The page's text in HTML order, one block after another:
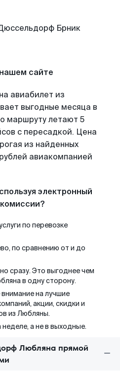
сайте
авиабилет из
выгодные месяца в
маршруту летают 5
с пересадкой. Цена
из найденных
авиакомпанией
электронный
по перевозке
по сравнению от и до
сразу. Это выгоднее чем
в одну сторону.
на лучшие
акции, скидки и
из Любляны.
а не в выходные.
Любляна прямой